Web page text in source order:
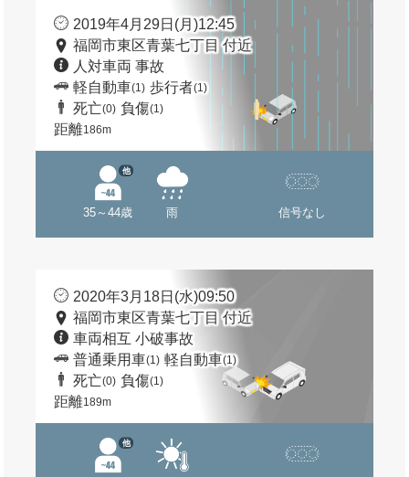
2019年4月29日(月)12:45
福岡市東区青葉七丁目 付近
人対車両 事故
軽自動車(1) 歩行者(1)
死亡(0) 負傷(1)
距離186m
35～44歳
他
雨 信号なし
2020年3月18日(水)09:50
福岡市東区青葉七丁目 付近
車両相互 小破事故
普通乗用車(1) 軽自動車(1)
死亡(0) 負傷(1)
距離189m
他